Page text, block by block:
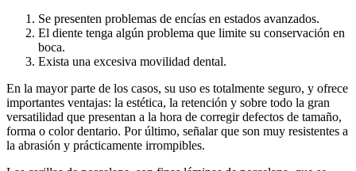
Se presenten problemas de encías en estados avanzados.
El diente tenga algún problema que limite su conservación en
boca.
Exista una excesiva movilidad dental.
En la mayor parte de los casos, su uso es totalmente seguro, y ofrece
importantes ventajas: la estética, la retención y sobre todo la gran
versatilidad que presentan a la hora de corregir defectos de tamaño,
forma o color dentario. Por último, señalar que son muy resistentes a
la abrasión y prácticamente irrompibles.